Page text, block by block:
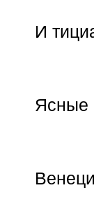
И
Ясные